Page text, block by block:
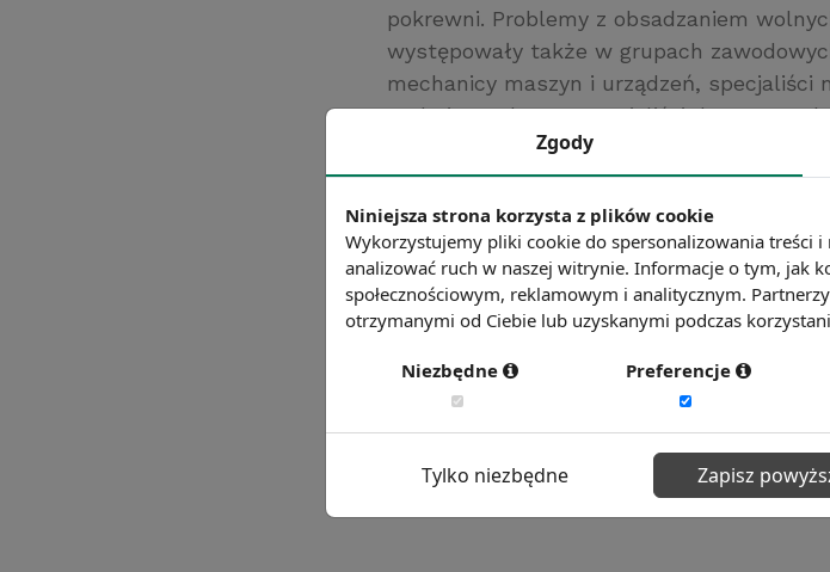
pokrewni. Problemy z obsadzaniem
występowały także w grupach
mechanicy maszyn i urządzeń,
technicznych oraz specjaliści do spraw
rekrutacją w Polsce miały natomiast
zawodowych takich jak: kierowcy i
pracownicy usług osobistych oraz
wyłączeniem elektryków).
Zgody
Niniejsza strona korzysta z plików cookie
Wykorzystujemy pliki cookie do spersonalizowania treści
analizować ruch w naszej witrynie. Informacje o tym, jak
społecznościowym, reklamowym i analitycznym.
otrzymanymi od Ciebie lub uzyskanymi podczas
Niezbędne Preferencje
Tylko niezbędne Zapisz